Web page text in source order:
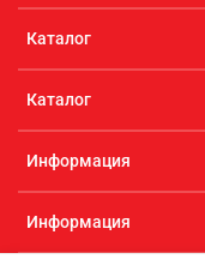
Каталог
Каталог
Информация
Информация